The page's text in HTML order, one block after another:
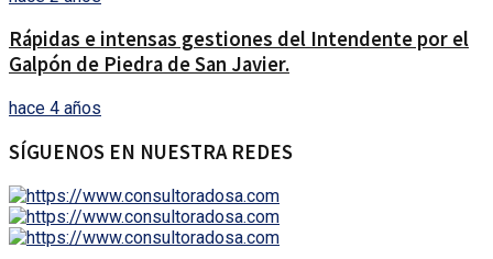
Rápidas e intensas gestiones del Intendente por el
Galpón de Piedra de San Javier.
hace 4 años
SÍGUENOS EN NUESTRA REDES